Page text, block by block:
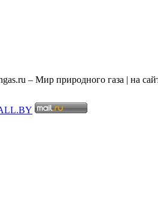
– Мир природного газа | на